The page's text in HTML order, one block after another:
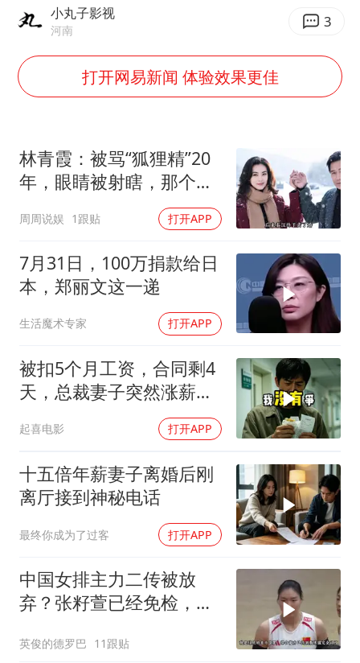
哪吒汽车南宁工厂设备降价20%拍卖
五粮液渠道价一箱上涨近百元
泰国一女公务员妆容引争议 本人回应
80后女柜员逆袭成4200亿银行副行长
女子利用漏洞0元薅走3000多件家电
24小时不关空调 电费会更低吗
奋进开新局 实干挑大梁
小丸子影视
河南 3
打开网易新闻 体验效果更佳
林青霞：被骂“狐狸精”20
年，眼睛被射瞎，那个男
人只问了一句“谁来出机票
钱？”
周周说娱 1跟贴 打开APP
7月31日，100万捐款给日
本，郑丽文这一递
生活魔术专家 打开APP
被扣5个月工资，合同剩4
天，总裁妻子突然涨薪续
签，我递辞呈她慌了
起喜电影 打开APP
十五倍年薪妻子离婚后刚
离厅接到神秘电话
最终你成为了过客 打开APP
中国女排主力二传被放
弃？张籽萱已经免检，赵
英俊的德罗巴 11跟贴